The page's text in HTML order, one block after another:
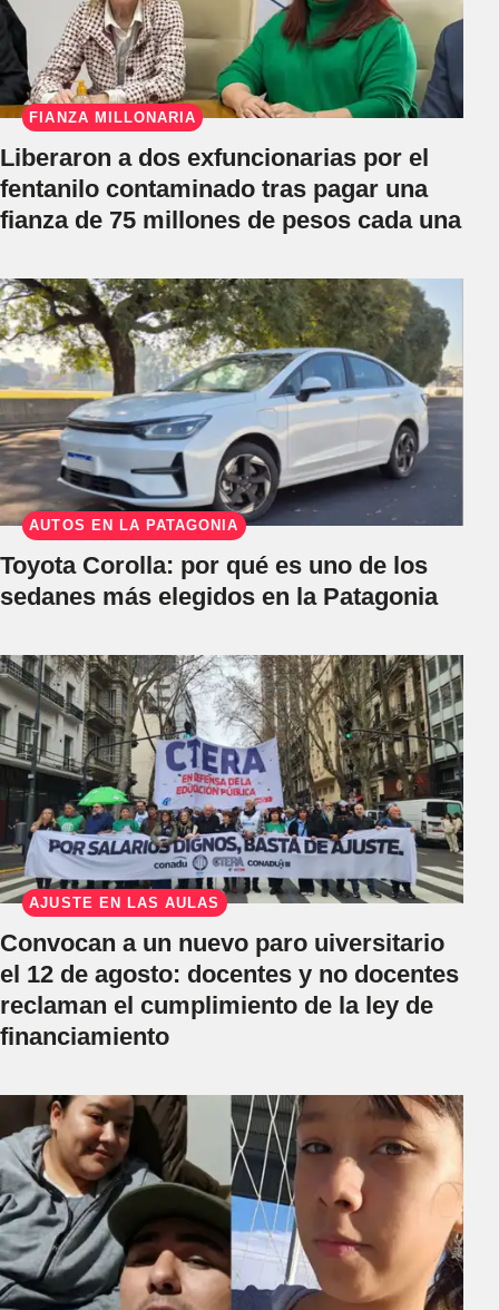
FIANZA MILLONARIA
Liberaron a dos exfuncionarias por el
fentanilo contaminado tras pagar una
fianza de 75 millones de pesos cada una
AUTOS EN LA PATAGONIA
Toyota Corolla: por qué es uno de los
sedanes más elegidos en la Patagonia
AJUSTE EN LAS AULAS
Convocan a un nuevo paro uiversitario
el 12 de agosto: docentes y no docentes
reclaman el cumplimiento de la ley de
financiamiento